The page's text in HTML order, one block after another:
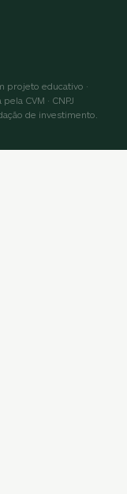
projeto educativo ·
CVM · CNPJ
de investimento.